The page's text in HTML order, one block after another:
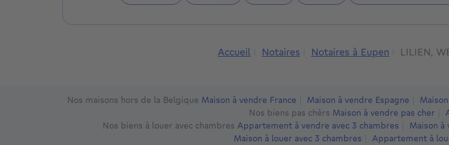
Accueil Notaires Notaires à Eupen LILIEN,
Nos maisons hors de la Belgique Maison à vendre France Maison à vendre Espagne
Nos biens pas chèrs Maison à vendre pas cher
Nos biens à louer avec chambres Appartement à vendre avec 3 chambres Maison à
Maison à louer avec 3 chambres
Appartement à